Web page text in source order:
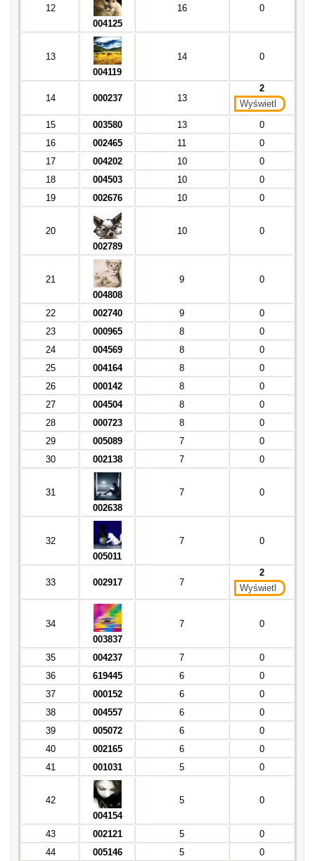
12
004125
16 0
13
004119
14 0
14 000237 13
2
Wyświetl
15
003580 13
0
16
002465 11
0
17
004202 10
0
18
004503 10
0
19
002676 10 0
20
002789
10 0
21
004808
9 0
22 002740 9
0
23
000965 8
0
24
004569 8
0
25
004164 8
0
26
000142 8
0
27
004504 8
0
28
000723 8
0
29
005089 7
0
30
002138 7 0
31
002638
7 0
32
005011
7 0
33 002917 7
2
Wyświetl
34
003837
7 0
35 004237 7
0
36
619445 6
0
37
000152 6
0
38
004557 6
0
39
005072 6
0
40
002165 6
0
41
001031 5 0
42
004154
5 0
43 002121 5
0
44
005146 5 0